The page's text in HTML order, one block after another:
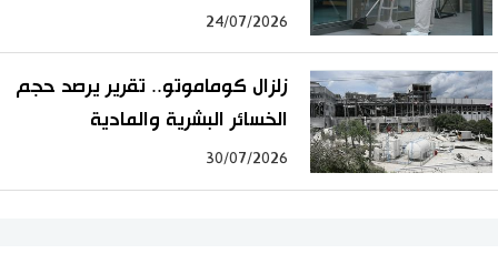
24/07/2026
زلزال كوماموتو.. تقرير يرصد حجم
الخسائر البشرية والمادية
30/07/2026